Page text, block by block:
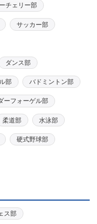
チェリー部
サッカー部
ダンス部
部 バドミントン部
ーフォーゲル部
柔道部 水泳部
硬式野球部
ス部